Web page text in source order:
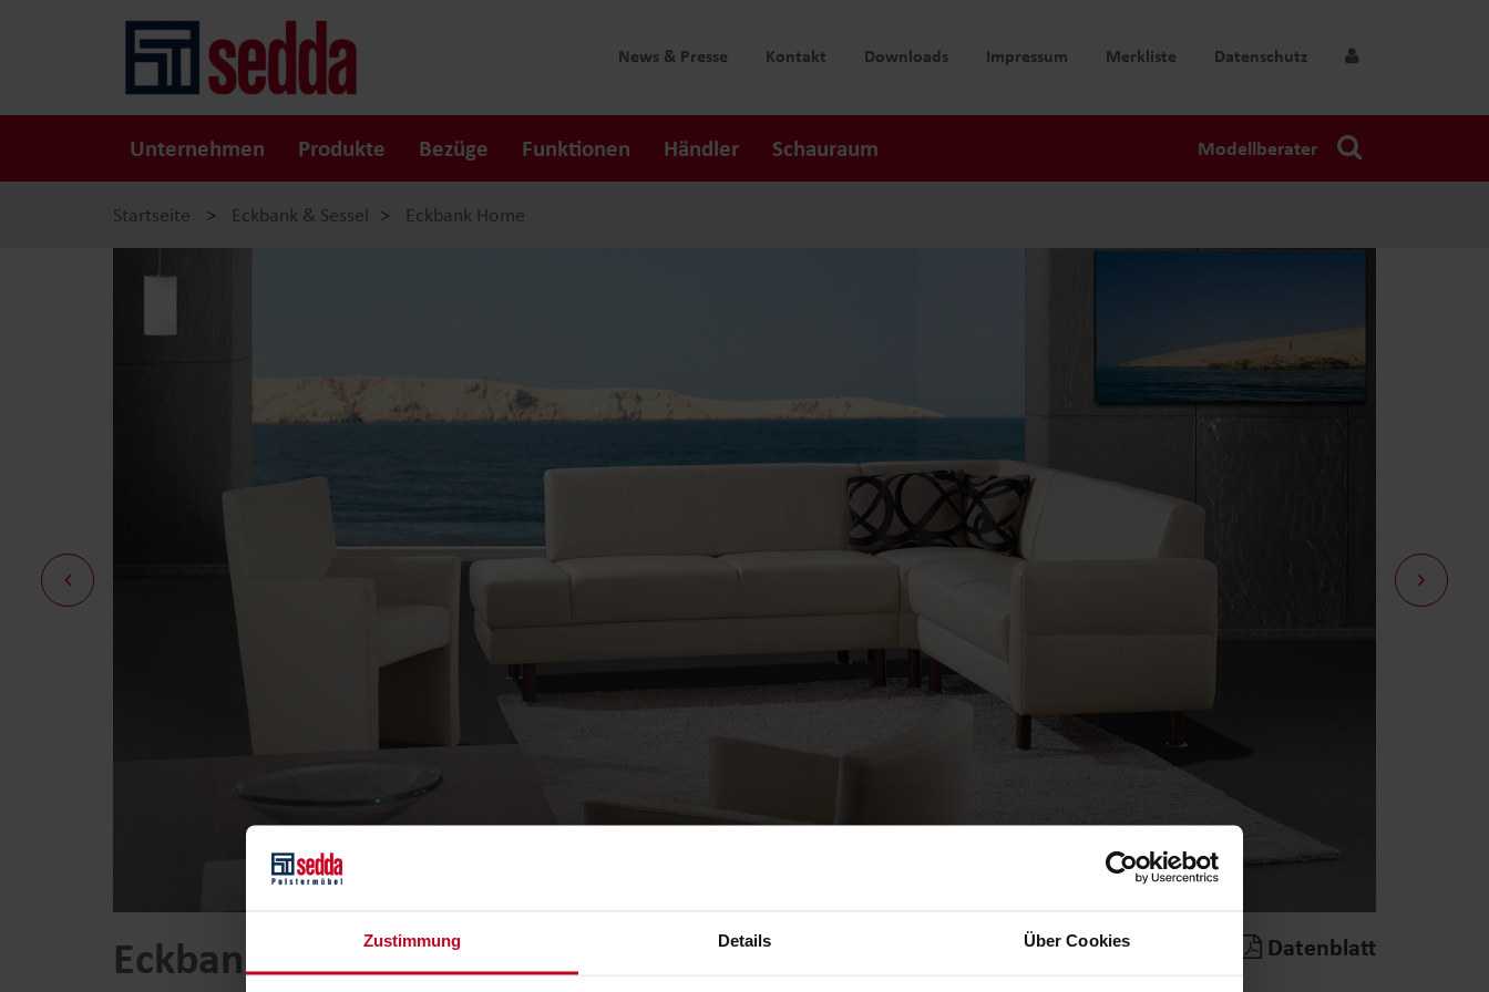
Zustimmung Details Über Cookies
News & Presse Kontakt Downloads Impressum Merkliste Datenschutz
Unternehmen Produkte Bezüge Funktionen Händler Schauraum Modellberater
Startseite > Eckbank & Sessel > Eckbank Home
Datenblatt
Eckbank Home